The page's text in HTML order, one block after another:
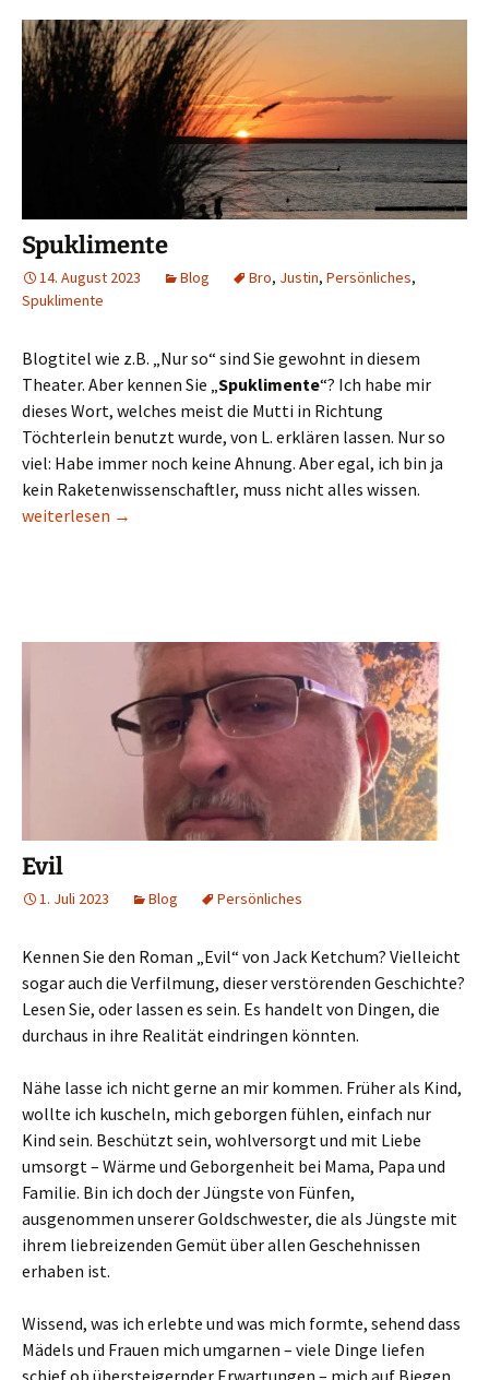
Spuklimente
14. August 2023 Blog Bro, Justin, Persönliches,
Spuklimente
Blogtitel wie z.B. „Nur so“ sind Sie gewohnt in diesem
Theater. Aber kennen Sie „ Spuklimente“? Ich habe mir
dieses Wort, welches meist die Mutti in Richtung
Töchterlein benutzt wurde, von L. erklären lassen. Nur so
viel: Habe immer noch keine Ahnung. Aber egal, ich bin ja
kein Raketenwissenschaftler, muss nicht alles wissen.
Spuklimente
weiterlesen →
Evil
1. Juli 2023 Blog Persönliches
Kennen Sie den Roman „Evil“ von Jack Ketchum? Vielleicht
sogar auch die Verfilmung, dieser verstörenden Geschichte?
Lesen Sie, oder lassen es sein. Es handelt von Dingen, die
durchaus in ihre Realität eindringen könnten.
Nähe lasse ich nicht gerne an mir kommen. Früher als Kind,
wollte ich kuscheln, mich geborgen fühlen, einfach nur
Kind sein. Beschützt sein, wohlversorgt und mit Liebe
umsorgt – Wärme und Geborgenheit bei Mama, Papa und
Familie. Bin ich doch der Jüngste von Fünfen,
ausgenommen unserer Goldschwester, die als Jüngste mit
ihrem liebreizenden Gemüt über allen Geschehnissen
erhaben ist.
Wissend, was ich erlebte und was mich formte, sehend dass
Mädels und Frauen mich umgarnen – viele Dinge liefen